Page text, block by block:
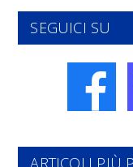
SEGUICI SU
ARTICOLI PIÙ